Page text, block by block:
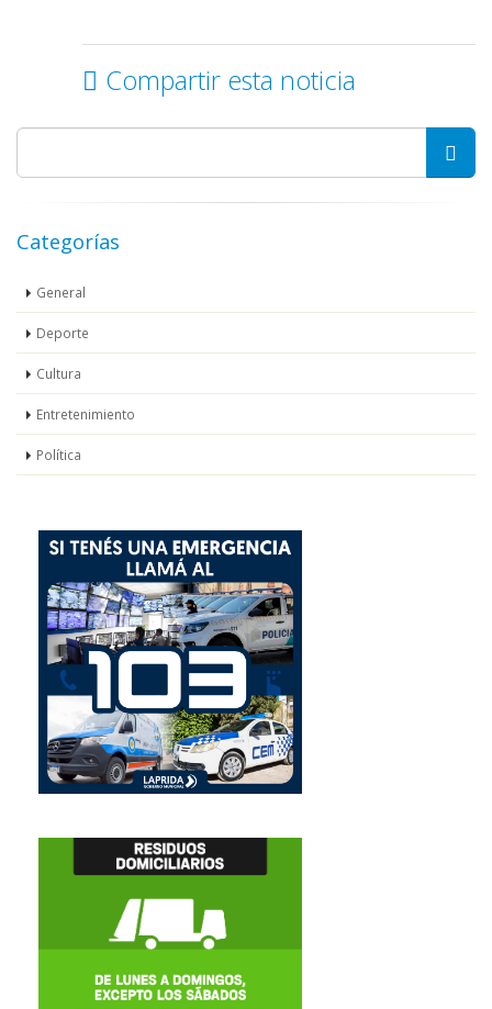
Compartir esta noticia
Categorías
General
Deporte
Cultura
Entretenimiento
Política